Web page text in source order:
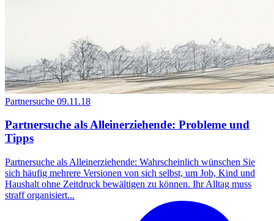
Partnersuche 09.11.18
Partnersuche als Alleinerziehende: Probleme und
Tipps
Partnersuche als Alleinerziehende: Wahrscheinlich wünschen Sie
sich häufig mehrere Versionen von sich selbst, um Job, Kind und
Haushalt ohne Zeitdruck bewältigen zu können. Ihr Alltag muss
straff organisiert...